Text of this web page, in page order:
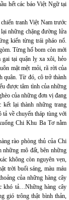
hết các báo Việt Ngữ tại
tranh Việt Nam trước
những chặng đường lửa
kiến từng trái pháo nổ.
Từng hố bom còn mới
gai tại quận lỵ xa xôi, hẻo
mặt mệt mỏi, rã rời của
quân. Từ đó, cô trở thành
được tâm tình của những
của những đơn vị đang
kết lại thành những trang
tả về chuyến tháp tùng với
Chi Khu Ba Tơ nằm
rào phòng thủ của Chi
những mô đất, bên những
không còn nguyên vẹn,
trời buổi sáng, màu máu
của những hàng cây
khó tả…Những hàng cây
gió trông thật bình thản,